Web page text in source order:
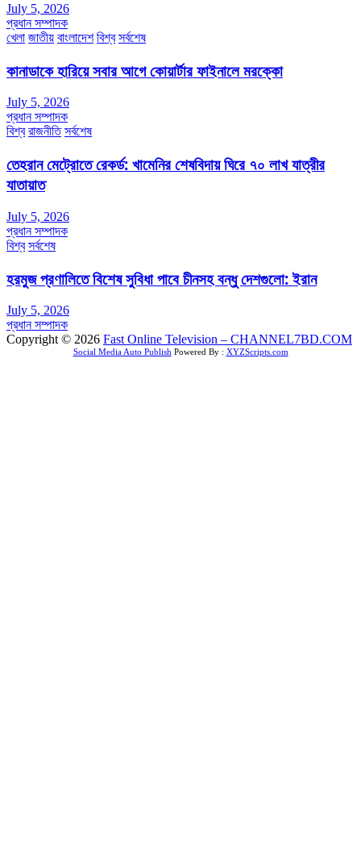
July 5, 2026
প্রধান সম্পাদক
খেলা জাতীয় বাংলাদেশ বিশ্ব সর্বশেষ
কানাডাকে হারিয়ে সবার আগে কোয়ার্টার ফাইনালে মরক্কো
July 5, 2026
প্রধান সম্পাদক
বিশ্ব রাজনীতি সর্বশেষ
তেহরান মেট্রোতে রেকর্ড: খামেনির শেষবিদায় ঘিরে ৭০ লাখ যাত্রীর
যাতায়াত
July 5, 2026
প্রধান সম্পাদক
বিশ্ব সর্বশেষ
হরমুজ প্রণালিতে বিশেষ সুবিধা পাবে চীনসহ বন্ধু দেশগুলো: ইরান
July 5, 2026
প্রধান সম্পাদক
Copyright © 2026 Fast Online Television – CHANNEL7BD.COM
Social Media Auto Publish Powered By : XYZScripts.com